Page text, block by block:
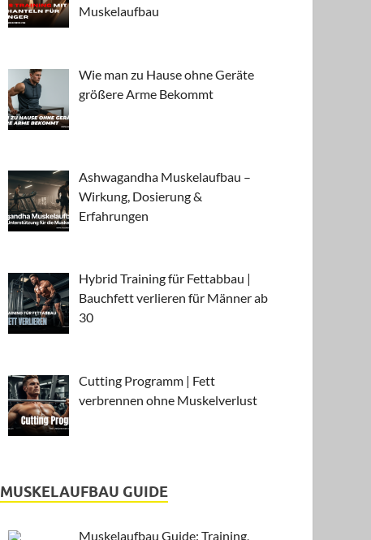
Muskelaufbau
Wie man zu Hause ohne Geräte
größere Arme Bekommt
Ashwagandha Muskelaufbau –
Wirkung, Dosierung &
Erfahrungen
Hybrid Training für Fettabbau |
Bauchfett verlieren für Männer ab
30
Cutting Programm | Fett
verbrennen ohne Muskelverlust
MUSKELAUFBAU GUIDE
Muskelaufbau Guide: Training,